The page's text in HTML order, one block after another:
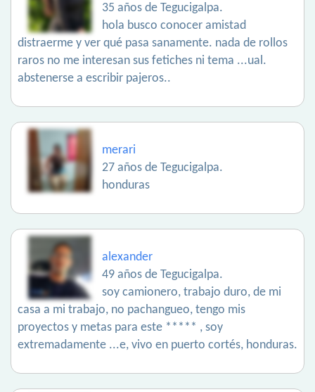
35 años de Tegucigalpa.
hola busco conocer amistad
distraerme y ver qué pasa sanamente. nada de rollos
raros no me interesan sus fetiches ni tema ...ual.
abstenerse a escribir pajeros..
merari
27 años de Tegucigalpa.
honduras
alexander
49 años de Tegucigalpa.
soy camionero, trabajo duro, de mi
casa a mi trabajo, no pachangueo, tengo mis
proyectos y metas para este ***** , soy
extremadamente ...e, vivo en puerto cortés, honduras.